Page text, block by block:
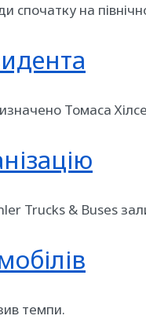
спочатку на
Томаса
Trucks & Buses
темпи.